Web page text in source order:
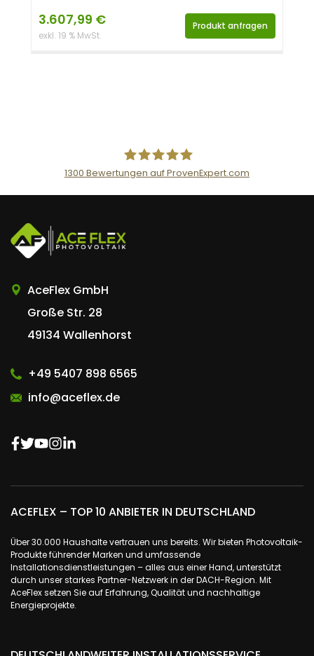
3.607,99 €
exkl. 19 % MwSt.
Produkt anfragen
AceFlex GmbH
1300 Bewertungen auf ProvenExpert.com
AceFlex GmbH
Große Str. 28
49134 Wallenhorst
+49 5407 898 6565
info@aceflex.de
ACEFLEX – TOP 10 ANBIETER IN DEUTSCHLAND
Über 30.000 Haushalte vertrauen uns bereits. Wir bieten Photovoltaik-
Produkte führender Marken und umfassende
Installationsdienstleistungen – alles aus einer Hand, unterstützt
durch unser starkes Partner-Netzwerk in der DACH-Region. Mit
AceFlex setzen Sie auf Erfahrung, Qualität und nachhaltige
Energieprojekte.